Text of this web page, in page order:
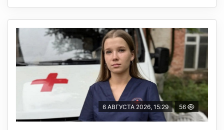
6 АВГУСТА 2026, 15:29 56